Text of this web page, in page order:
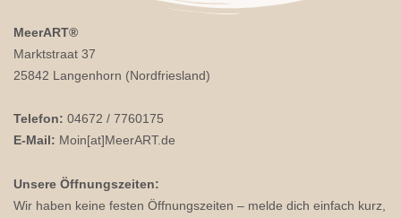
MeerART®
Marktstraat 37
25842 Langenhorn (Nordfriesland)
Telefon: 04672 / 7760175
E-Mail: Moin[at]MeerART.de
Unsere Öffnungszeiten:
Wir haben keine festen Öffnungszeiten – melde dich einfach kurz,